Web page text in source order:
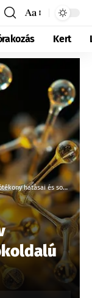
Aa
Kert
és sokoldalú felhasználása